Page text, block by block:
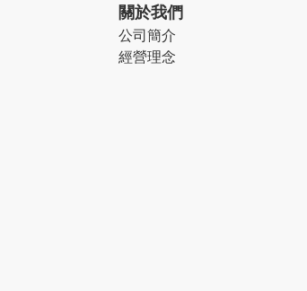
關於我們
公司簡介
經營理念